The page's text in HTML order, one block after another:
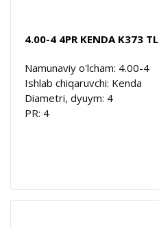
4.00-4 4PR KENDA K373 TL
Namunaviy o'lcham: 4.00-4
Ishlab chiqaruvchi: Kenda
Diametri, dyuym: 4
PR: 4